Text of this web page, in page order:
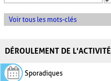
Voir tous les mots-clés
DÉROULEMENT DE L'ACTIVITÉ
Sporadiques